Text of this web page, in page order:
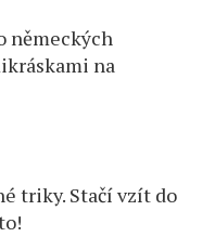
německých
na
triky. Stačí vzít do